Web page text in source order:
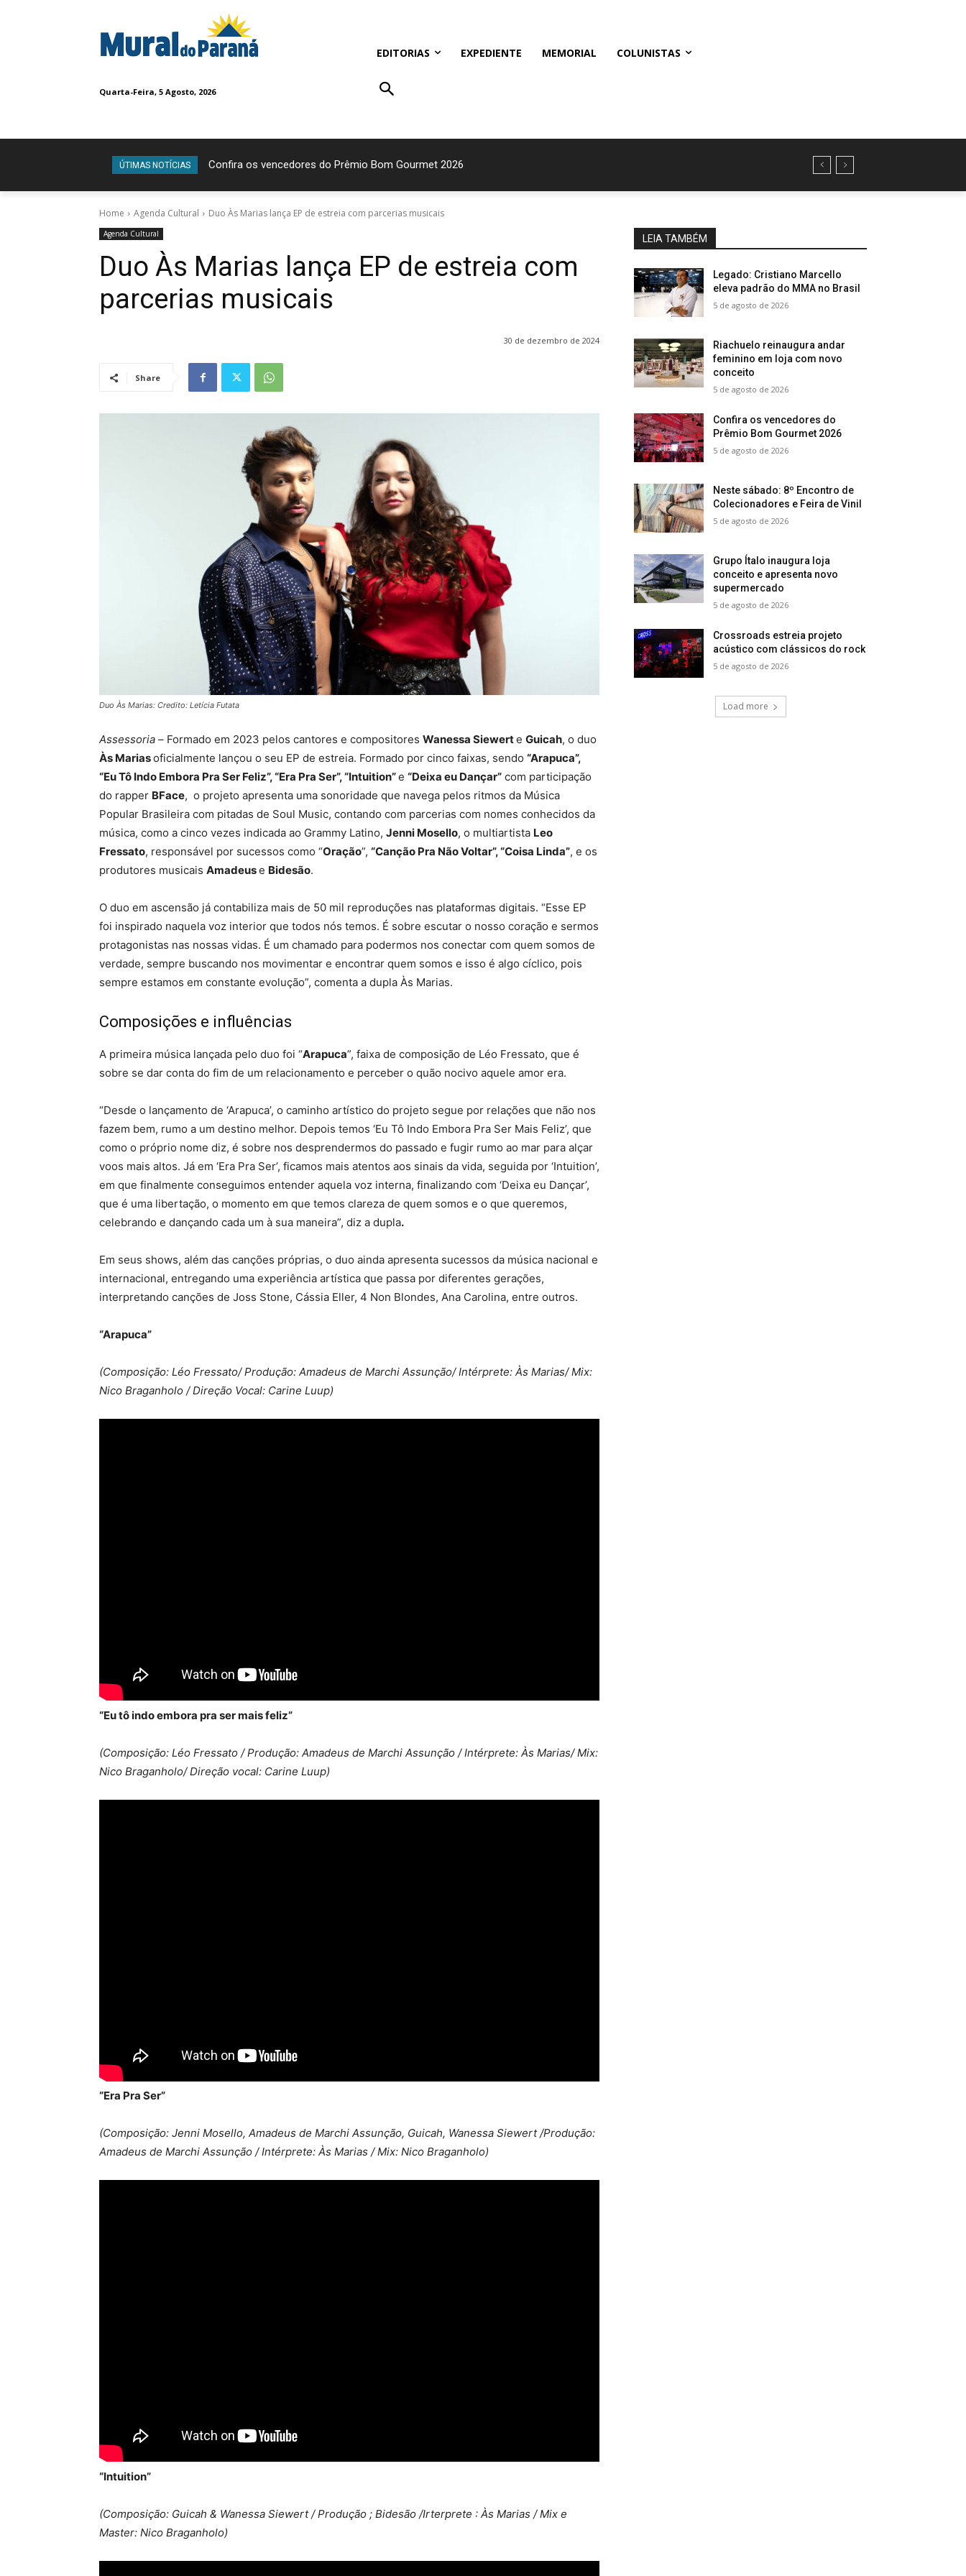
Quarta-Feira, 5 Agosto, 2026
EDITORIAS EXPEDIENTE MEMORIAL COLUNISTAS
ÚTIMAS NOTÍCIAS Confira os vencedores do Prêmio Bom Gourmet 2026
Home Agenda Cultural Duo Às Marias lança EP de estreia com parcerias musicais
Agenda Cultural
Duo Às Marias lança EP de estreia com
parcerias musicais
30 de dezembro de 2024
Share
Duo Às Marias: Credito: Letícia Futata
Assessoria – Formado em 2023 pelos cantores e compositores Wanessa Siewerte Guicah, o duo
Às Mariasoficialmente lançou o seu EP de estreia. Formado por cinco faixas, sendo “Arapuca”,
“Eu Tô Indo Embora Pra Ser Feliz”, “Era Pra Ser”, “Intuition”e “Deixa eu Dançar” com participação
do rapper BFace, o projeto apresenta uma sonoridade que navega pelos ritmos da Música
Popular Brasileira com pitadas de Soul Music, contando com parcerias com nomes conhecidos da
música, como a cinco vezes indicada ao Grammy Latino, Jenni Mosello, o multiartista Leo
Fressato, responsável por sucessos como “Oração”, “Canção Pra Não Voltar”, “Coisa Linda”, e os
produtores musicais Amadeuse Bidesão.
O duo em ascensão já contabiliza mais de 50 mil reproduções nas plataformas digitais. “Esse EP
foi inspirado naquela voz interior que todos nós temos. É sobre escutar o nosso coração e sermos
protagonistas nas nossas vidas. É um chamado para podermos nos conectar com quem somos de
verdade, sempre buscando nos movimentar e encontrar quem somos e isso é algo cíclico, pois
sempre estamos em constante evolução”, comenta a dupla Às Marias.
Composições e influências
A primeira música lançada pelo duo foi “Arapuca”, faixa de composição de Léo Fressato, que é
sobre se dar conta do fim de um relacionamento e perceber o quão nocivo aquele amor era.
“Desde o lançamento de ‘Arapuca’, o caminho artístico do projeto segue por relações que não nos
fazem bem, rumo a um destino melhor. Depois temos ‘Eu Tô Indo Embora Pra Ser Mais Feliz’, que
como o próprio nome diz, é sobre nos desprendermos do passado e fugir rumo ao mar para alçar
voos mais altos. Já em ‘Era Pra Ser’, ficamos mais atentos aos sinais da vida, seguida por ‘Intuition’,
em que finalmente conseguimos entender aquela voz interna, finalizando com ‘Deixa eu Dançar’,
que é uma libertação, o momento em que temos clareza de quem somos e o que queremos,
celebrando e dançando cada um à sua maneira”, diz a dupla.
Em seus shows, além das canções próprias, o duo ainda apresenta sucessos da música nacional e
internacional, entregando uma experiência artística que passa por diferentes gerações,
interpretando canções de Joss Stone, Cássia Eller, 4 Non Blondes, Ana Carolina, entre outros.
“Arapuca”
(Composição: Léo Fressato/ Produção: Amadeus de Marchi Assunção/ Intérprete: Às Marias/ Mix:
Nico Braganholo / Direção Vocal: Carine Luup)
“Eu tô indo embora pra ser mais feliz”
(Composição: Léo Fressato / Produção: Amadeus de Marchi Assunção / Intérprete: Às Marias/ Mix:
Nico Braganholo/ Direção vocal: Carine Luup)
“Era Pra Ser”
(Composição: Jenni Mosello, Amadeus de Marchi Assunção, Guicah, Wanessa Siewert /Produção:
Amadeus de Marchi Assunção / Intérprete: Às Marias / Mix: Nico Braganholo)
“Intuition”
(Composição: Guicah & Wanessa Siewert / Produção ; Bidesão /Irterprete : Às Marias / Mix e
Master: Nico Braganholo)
LEIA TAMBÉM
Legado: Cristiano Marcello
eleva padrão do MMA no Brasil
5 de agosto de 2026
Riachuelo reinaugura andar
feminino em loja com novo
conceito
5 de agosto de 2026
Confira os vencedores do
Prêmio Bom Gourmet 2026
5 de agosto de 2026
Neste sábado: 8º Encontro de
Colecionadores e Feira de Vinil
5 de agosto de 2026
Grupo Ítalo inaugura loja
conceito e apresenta novo
supermercado
5 de agosto de 2026
Crossroads estreia projeto
acústico com clássicos do rock
5 de agosto de 2026
Load more